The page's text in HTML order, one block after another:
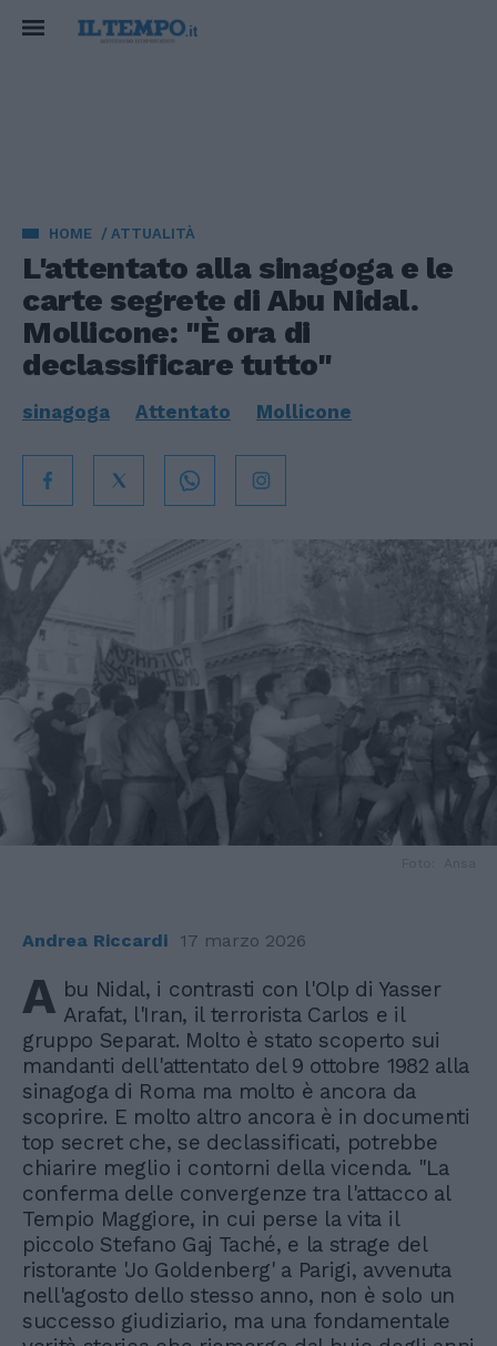
HOME ATTUALITÀ
L'attentato alla sinagoga e le
carte segrete di Abu Nidal.
Mollicone: "È ora di
declassificare tutto"
sinagoga Attentato Mollicone
Andrea Riccardi 17 marzo 2026
A bu Nidal, i contrasti con l'Olp di Yasser
Arafat, l'Iran, il terrorista Carlos e il
gruppo Separat. Molto è stato scoperto sui
mandanti dell'attentato del 9 ottobre 1982 alla
sinagoga di Roma ma molto è ancora da
scoprire. E molto altro ancora è in documenti
top secret che, se declassificati, potrebbe
chiarire meglio i contorni della vicenda. "La
conferma delle convergenze tra l'attacco al
Tempio Maggiore, in cui perse la vita il
piccolo Stefano Gaj Taché, e la strage del
ristorante 'Jo Goldenberg' a Parigi, avvenuta
nell'agosto dello stesso anno, non è solo un
successo giudiziario, ma una fondamentale